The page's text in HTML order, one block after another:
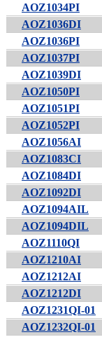
AOZ1034PI
AOZ1036DI
AOZ1036PI
AOZ1037PI
AOZ1039DI
AOZ1050PI
AOZ1051PI
AOZ1052PI
AOZ1056AI
AOZ1083CI
AOZ1084DI
AOZ1092DI
AOZ1094AIL
AOZ1094DIL
AOZ1110QI
AOZ1210AI
AOZ1212AI
AOZ1212DI
AOZ1231QI-01
AOZ1232QI-01